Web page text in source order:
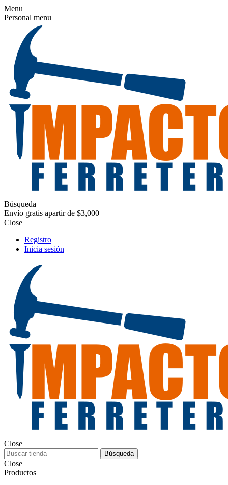
Menu
Personal menu
Búsqueda
Envío gratis apartir de $3,000
Close
Registro
Inicia sesión
Close
Búsqueda
Close
Productos